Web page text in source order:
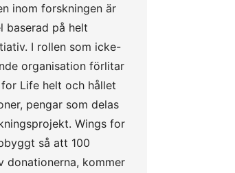
inom forskningen är
baserad på helt
I rollen som icke-
organisation förlitar
Life helt och hållet
pengar som delas
Wings for
så att 100
donationerna, kommer